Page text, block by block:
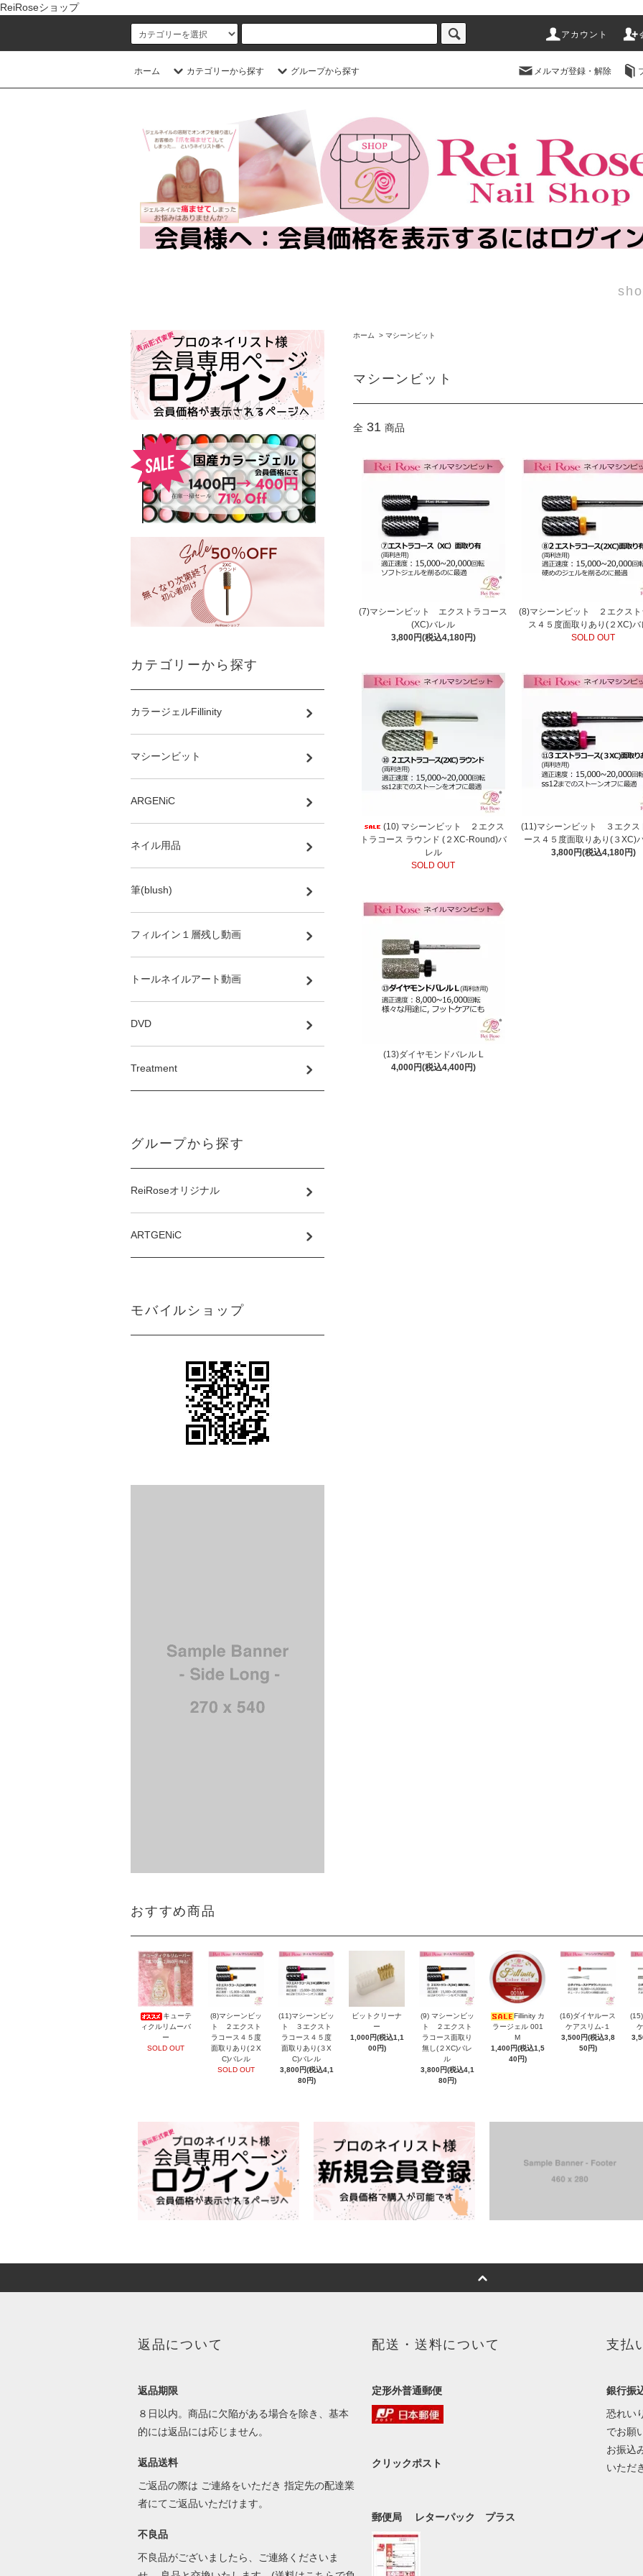
ReiRoseショップ
アカウント
ホーム カテゴリーから探す グループから探す メルマガ登録・解除
ホーム > マシーンビット
マシーンビット
全 31 商品
(7)マシーンビット エクストラコース
(XC)バレル
3,800円(税込4,180円)
(8)マシーンビット ２エクスト
ス４５度面取りあり(２XC)バ
SOLD OUT
(10) マシーンビット ２エクス
トラコース ラウンド (２XC-Round)バ
レル
SOLD OUT
(11)マシーンビット ３エクス
ース４５度面取りあり(３XC)
3,800円(税込4,180円)
(13)ダイヤモンドバレル L
4,000円(税込4,400円)
カテゴリーから探す
カラージェルFillinity
マシーンビット
ARGENiC
ネイル用品
筆(blush)
フィルイン１層残し動画
トールネイルアート動画
DVD
Treatment
グループから探す
ReiRoseオリジナル
ARTGENiC
モバイルショップ
おすすめ商品
キューテ
ィクルリムーバ
ー
SOLD OUT
(8)マシーンビッ
ト ２エクスト
ラコース４５度
面取りあり(２X
C)バレル
SOLD OUT
(11)マシーンビッ
ト ３エクスト
ラコース４５度
面取りあり(３X
C)バレル
3,800円(税込4,1
80円)
ビットクリーナ
ー
1,000円(税込1,1
00円)
(9) マシーンビッ
ト ２エクスト
ラコース面取り
無し(２XC)バレ
ル
3,800円(税込4,1
80円)
Fillinity カ
ラージェル 001
M
1,400円(税込1,5
40円)
(16)ダイヤルース
ケアスリム-１
3,500円(税込3,8
50円)
返品について
返品期限
８日以内。商品に欠陥がある場合を除き、基本
的には返品には応じません。
返品送料
ご返品の際は ご連絡をいただき 指定先の配達業
者にてご返品いただけます。
不良品
不良品がございましたら、ご連絡くださいま
配送・送料について
定形外普通郵便
クリックポスト
郵便局 レターパック プラス
支払
銀行振
恐れい
でお願
お振込
いただ